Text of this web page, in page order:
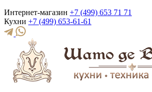
Интернет-магазин +7 (499) 653 71 71
Кухни +7 (499) 653-61-61